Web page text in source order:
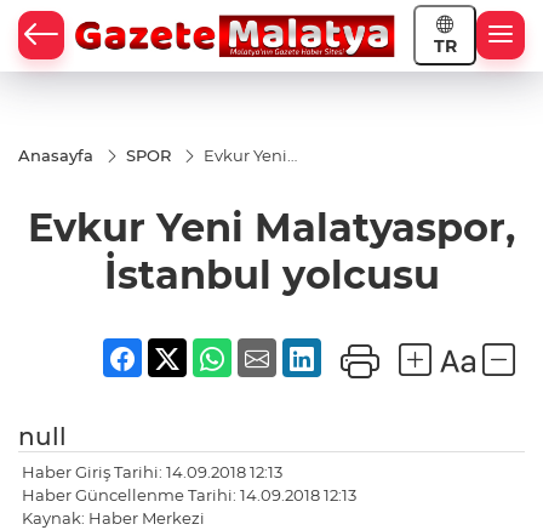
TR
Anasayfa SPOR
Evkur Yeni
yolcusu
Evkur Yeni Malatyaspor,
İstanbul yolcusu
null
Haber Giriş Tarihi: 14.09.2018 12:13
Haber Güncellenme Tarihi: 14.09.2018 12:13
Kaynak: Haber Merkezi